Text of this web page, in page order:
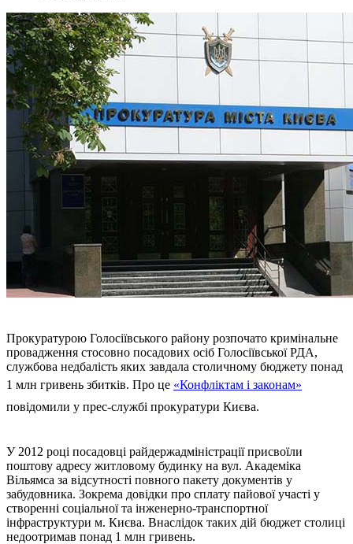
Прокуратурою Голосіївського району розпочато кримінальне
провадження стосовно посадових осіб Голосіївської РДА,
службова недбалість яких завдала столичному бюджету понад
1 млн гривень збитків. Про це «Конфліктам і законам»
повідомили у прес-службі прокуратури Києва.
У 2012 році посадовці райдержадміністрації присвоїли
поштову адресу житловому будинку на вул. Академіка
Вільямса за відсутності повного пакету документів у
забудовника. Зокрема довідки про сплату пайової участі у
створенні соціальної та інженерно-транспортної
інфраструктури м. Києва. Внаслідок таких дій бюджет столиці
недоотримав понад 1 млн гривень.